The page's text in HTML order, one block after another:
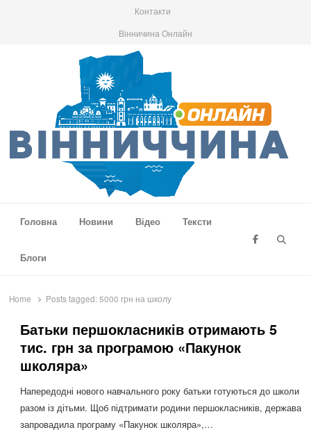
Контакти
Вінничина Онлайн
Головна
Новини Відео Тексти
Блоги
Home Posts tagged:5000 грн на школу
Батьки першокласників отримають 5
тис. грн за програмою «Пакунок
школяра»
Напередодні нового навчального року батьки готуються до школи
разом із дітьми. Щоб підтримати родини першокласників, держава
запровадила програму «Пакунок школяра»,…